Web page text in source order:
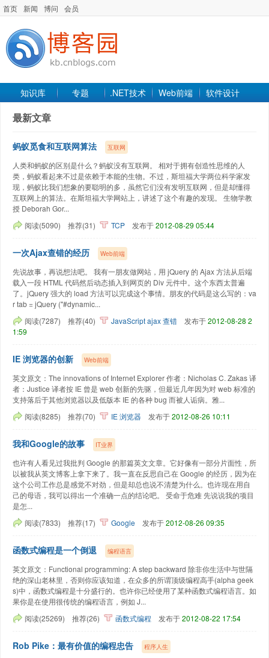
首页 新闻 博问 会员
知识库 专题 .NET技术 Web前端
软件设计
手机开发
最新文章
蚂蚁觅食和互联网算法 互联网
人类和蚂蚁的区别是什么？蚂蚁没有互联网。 相对于拥有创造性思维的人
类，蚂蚁看起来不过是依赖于本能的生物。不过，斯坦福大学两位科学家发
现，蚂蚁比我们想象的要聪明的多，虽然它们没有发明互联网，但是却懂得
互联网上的算法。在斯坦福大学网站上，讲述了这个有趣的发现。 生物学教
授 Deborah Gor...
阅读(5090)
推荐(31) TCP 发布于2012-08-29 05:44
一次Ajax查错的经历 Web前端
先说故事，再说想法吧。 我有一朋友做网站，用 jQuery 的 Ajax 方法从后端
载入一段 HTML 代码然后动态插入到网页的 Div 元件中。这个东西太普遍
了。jQuery 强大的 load 方法可以完成这个事情。朋友的代码是这么写的：va
r tab = jQuery ("#dynamic...
阅读(7287)
推荐(40) JavaScriptajax查错 发布于2012-08-28 2
1:59
IE 浏览器的创新 Web前端
英文原文：The innovations of Internet Explorer 作者：Nicholas C. Zakas 译
者：Justice 译者按 IE 曾是 web 创新的先驱，但最近几年因为对 web 标准的
支持落后于其他浏览器以及低版本 IE 的各种 bug 而被人诟病。雅...
阅读(8285)
推荐(70) IE浏览器 发布于2012-08-26 10:11
我和Google的故事 IT业界
也许有人看见过我批判 Google 的那篇英文文章。它好像有一部分片面性，所
以被我从英文博客上拿下来了。我一直在反思自己在 Google 的经历，因为在
这个公司工作总是感觉不对劲，但是却总也说不清楚为什么。也许现在用自
己的母语，我可以得出一个准确一点的结论吧。 受命于危难 先说说我的项目
是怎...
阅读(7833)
推荐(17) Google 发布于2012-08-26 09:35
函数式编程是一个倒退 编程语言
英文原文：Functional programming: A step backward 除非你生活中与世隔
绝的深山老林里，否则你应该知道，在众多的所谓顶级编程高手(alpha geek
s)中，函数式编程是十分盛行的。也许你已经使用了某种函数式编程语言。如
果你是在使用很传统的编程语言，例如 J...
阅读(25269)
推荐(26) 函数式编程 发布于2012-08-22 17:54
Rob Pike：最有价值的编程忠告 程序人生